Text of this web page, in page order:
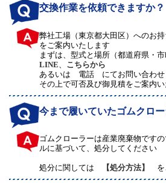
交換作業を依頼できますか？
弊社工場（東京都大田区）へのお
をご案内いたします
まずは、型式と場所（都道府県・
LINE
こちらから
あるいは 電話 にてお問い合わせ
その上で可否及び御見積をご案内
今まで履いていたゴムクロ
ゴムクローラーは産業廃棄物です
ルに基づいて、処分してください
処分に関しては 【処分方法】 を